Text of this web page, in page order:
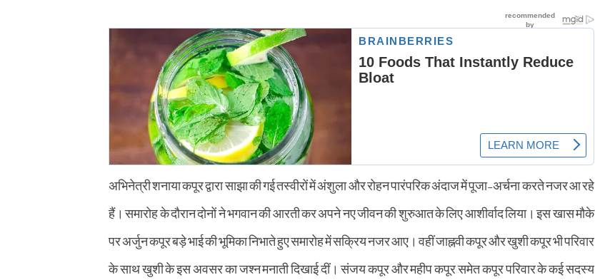
अभिनेत्री शनाया कपूर द्वारा साझा की गई तस्वीरों में अंशुला और रोहन पारंपरिक अंदाज में पूजा-अर्चना करते नजर आ रहे
हैं। समारोह के दौरान दोनों ने भगवान की आरती कर अपने नए जीवन की शुरुआत के लिए आशीर्वाद लिया। इस खास मौके
पर अर्जुन कपूर बड़े भाई की भूमिका निभाते हुए समारोह में सक्रिय नजर आए। वहीं जाह्नवी कपूर और खुशी कपूर भी परिवार
के साथ खुशी के इस अवसर का जश्न मनाती दिखाई दीं। संजय कपूर और महीप कपूर समेत कपूर परिवार के कई सदस्य